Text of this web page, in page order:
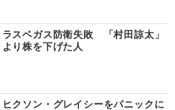
ラスベガス防衛失敗 「村田諒太」
より株を下げた人
ヒクソン・グレイシーをパニックに